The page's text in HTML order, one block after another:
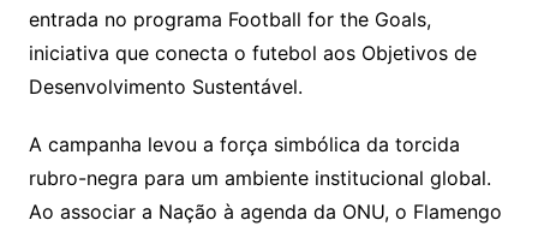
entrada no programa Football for the Goals,
iniciativa que conecta o futebol aos Objetivos de
Desenvolvimento Sustentável.
A campanha levou a força simbólica da torcida
rubro-negra para um ambiente institucional global.
Ao associar a Nação à agenda da ONU, o Flamengo